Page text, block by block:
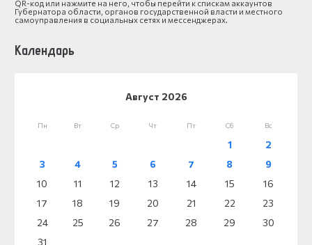
QR-код или нажмите на него, чтобы перейти к спискам аккаунтов
Губернатора области, органов государственной власти и местного
самоуправления в социальных сетях и мессенджерах.
Календарь
Август 2026
Пн Вт Ср Чт Пт Сб Вс
1
2
3
4 5 6 7 8
9
10
11 12 13 14 15
16
17
18 19 20 21 22
23
24
25 26 27 28 29
30
31